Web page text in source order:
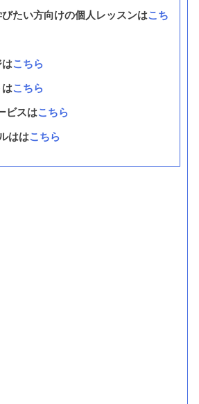
たい方向けの個人レッスンはこち
こちら
こちら
ビスはこちら
ははこちら